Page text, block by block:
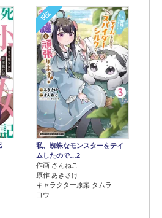
5位
私、蜘蛛なモンスターをテイ
ムしたので…2
作画 さんねこ
原作 あきさけ
キャラクター原案 タムラ
ヨウ